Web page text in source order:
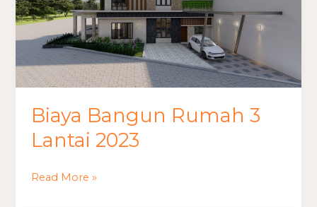
Biaya Bangun Rumah 3
Lantai 2023
Lantai
Read More »